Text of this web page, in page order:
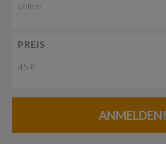
online
PREIS
45 €
ANMELDEN!